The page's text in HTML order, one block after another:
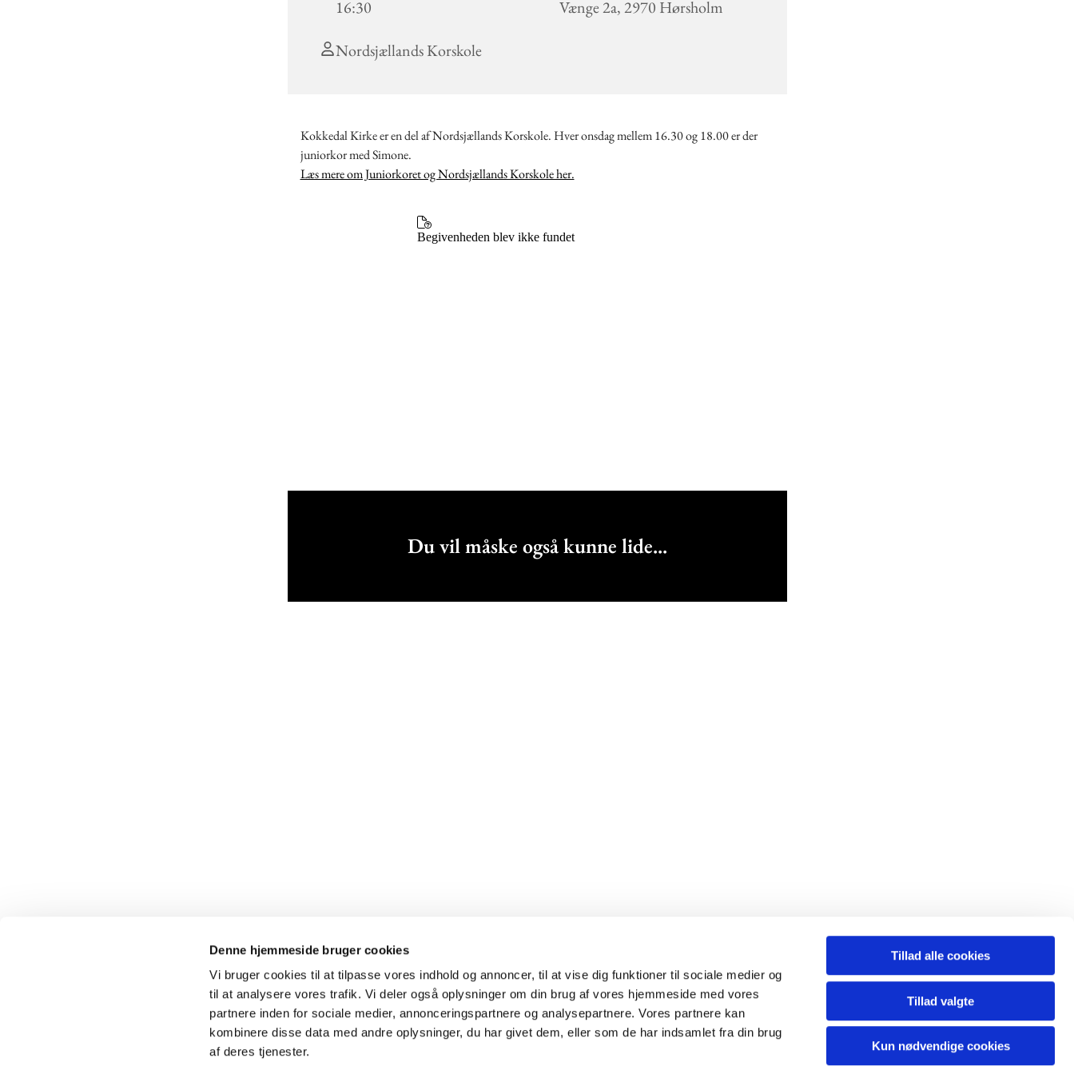
Denne hjemmeside bruger cookies
Vi bruger cookies til at tilpasse vores indhold og annoncer, til at vise dig funktioner til sociale medier og
til at analysere vores trafik. Vi deler også oplysninger om din brug af vores hjemmeside med vores
partnere inden for sociale medier, annonceringspartnere og analysepartnere. Vores partnere kan
kombinere disse data med andre oplysninger, du har givet dem, eller som de har indsamlet fra din brug
af deres tjenester.
Tillad alle cookies
Tillad valgte
Kun nødvendige cookies
16:30 Vænge 2a, 2970 Hørsholm
Nordsjællands Korskole
Kokkedal Kirke er en del af Nordsjællands Korskole. Hver onsdag mellem 16.30 og 18.00 er der
juniorkor med Simone.
Læs mere om Juniorkoret og Nordsjællands Korskole her.
Du vil måske også kunne lide...
Følg Kokkedal Kirke påFacebookog påInstagram
Kokkedal Kirke · Højmose Vænge 2A 2970 Hørsholm4576 7681 kokkedal.sogn@km.dk
Cookiepolitik
Tilgængelighedserklæring